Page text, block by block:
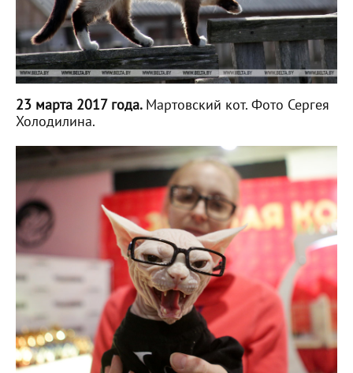
23 марта 2017 года. Мартовский кот. Фото Сергея
Холодилина.